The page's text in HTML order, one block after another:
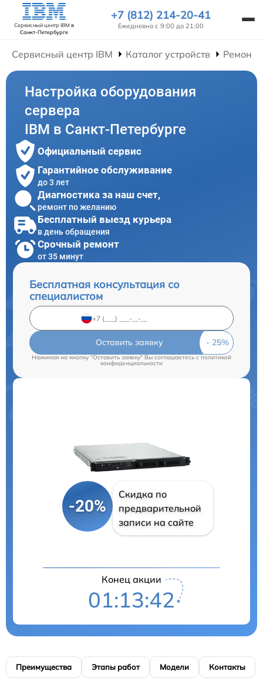
Сервисный центр IBM в
Санкт-Петербурге
+7 (812) 214-20-41
Ежедневно с 9:00 до 21:00
Сервисный центр IBM Каталог устройств Ремонт
Настройка оборудования
сервера
IBM в Санкт-Петербурге
Официальный сервис
Гарантийное обслуживание
до 3 лет
Диагностика за наш счет,
ремонт по желанию
Бесплатный выезд курьера
в день обращения
Срочный ремонт
от 35 минут
Бесплатная консультация со
специалистом
Оставить заявку
Нажимая на кнопку "Оставить заявку" Вы соглашаетесь c политикой
конфиденциальности
-20%
Скидка по
предварительной
записи на сайте
Конец акции
01:13:42
Преимущества Этапы работ Модели Контакты